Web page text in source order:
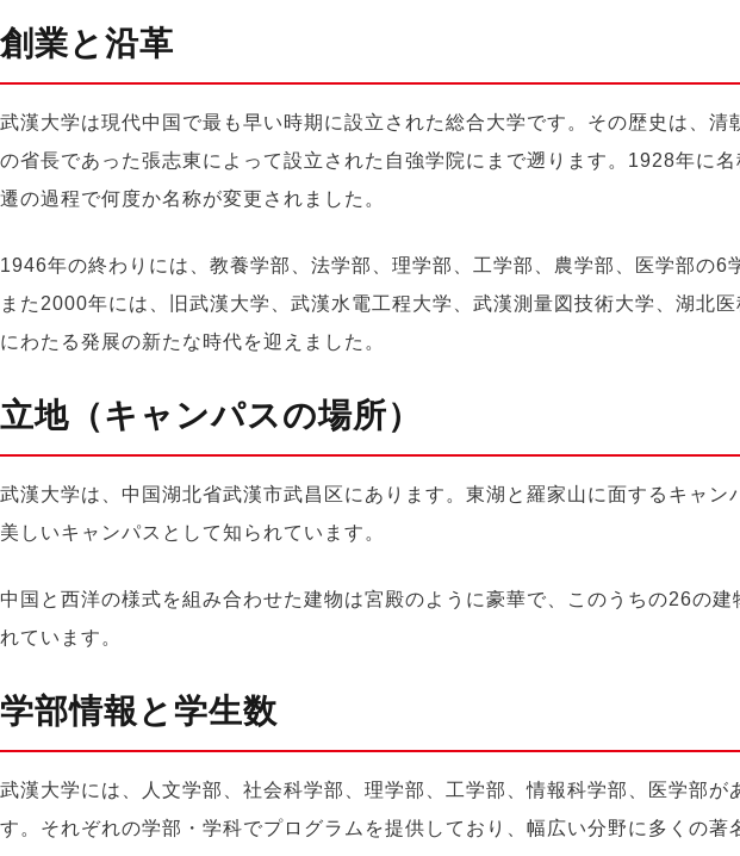
創業と沿革
武漢大学は現代中国で最も早い時期に設立された総合大学です 。その歴史は、清
の省長であった張志東によって設立された自強学院にまで遡 ります 。 1928年に名
遷の過程で何度か名称が変更され まし た。
1946年の終わり には、教養学部、法学部、理学部、工学部、農学部、医学部の6
また2000年には、旧武漢大学、武漢水電工程大学、武漢測量図技術大学、湖北医
にわたる発展の新たな時代を迎え まし た。
立地（キャンパスの場所）
武漢大学は 、中国 湖北省武漢市武昌区に あります。 東湖 と 羅家山に面するキャン
美しいキャンパスと して知られています 。
中国と西洋の様式を組み合わせた建物は宮殿のように豪華で、 このうちの26の建
れています。
学部情報と学生数
武漢大学には、人文学部、社会科学部、理学部、工学部、情報科学部、医学部が
す。それぞれの学部・学科でプログラムを提供しており、幅広い分野に多くの著